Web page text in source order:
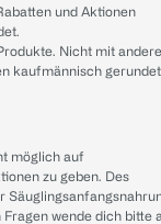
und Aktionen
Nicht mit
kaufmännisch
möglich auf
zu geben. Des
Fragen wende dich bitte